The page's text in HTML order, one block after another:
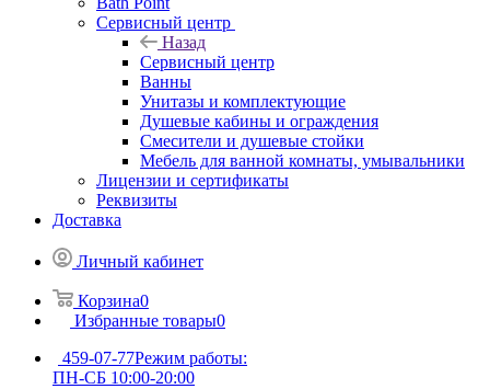
Сервисный центр
Назад
Сервисный центр
Ванны
Унитазы и комплектующие
Душевые кабины и ограждения
Смесители и душевые стойки
Мебель для ванной комнаты, умывальники
Лицензии и сертификаты
Реквизиты
Доставка
Личный кабинет
Корзина0
Избранные товары0
459-07-77Режим работы:
ПН-СБ 10:00-20:00